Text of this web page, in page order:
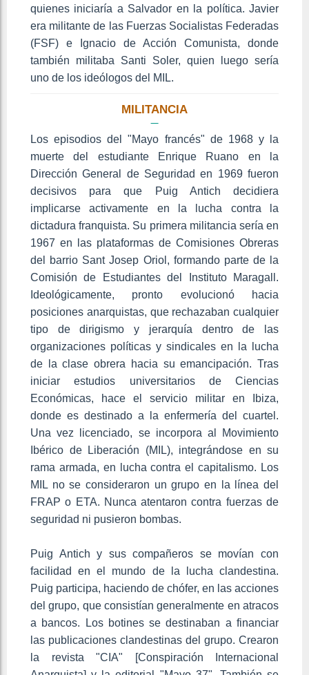
quienes iniciaría a Salvador en la política. Javier
era militante de las Fuerzas Socialistas Federadas
(FSF) e Ignacio de Acción Comunista, donde
también militaba Santi Soler, quien luego sería
uno de los ideólogos del MIL.
MILITANCIA
Los episodios del "Mayo francés" de 1968 y la
muerte del estudiante Enrique Ruano en la
Dirección General de Seguridad en 1969 fueron
decisivos para que Puig Antich decidiera
implicarse activamente en la lucha contra la
dictadura franquista. Su primera militancia sería en
1967 en las plataformas de Comisiones Obreras
del barrio Sant Josep Oriol, formando parte de la
Comisión de Estudiantes del Instituto Maragall.
Ideológicamente, pronto evolucionó hacia
posiciones anarquistas, que rechazaban cualquier
tipo de dirigismo y jerarquía dentro de las
organizaciones políticas y sindicales en la lucha
de la clase obrera hacia su emancipación. Tras
iniciar estudios universitarios de Ciencias
Económicas, hace el servicio militar en Ibiza,
donde es destinado a la enfermería del cuartel.
Una vez licenciado, se incorpora al Movimiento
Ibérico de Liberación (MIL), integrándose en su
rama armada, en lucha contra el capitalismo. Los
MIL no se consideraron un grupo en la línea del
FRAP o ETA. Nunca atentaron contra fuerzas de
seguridad ni pusieron bombas.
Puig Antich y sus compañeros se movían con
facilidad en el mundo de la lucha clandestina.
Puig participa, haciendo de chófer, en las acciones
del grupo, que consistían generalmente en atracos
a bancos. Los botines se destinaban a financiar
las publicaciones clandestinas del grupo. Crearon
la revista "CIA" [Conspiración Internacional